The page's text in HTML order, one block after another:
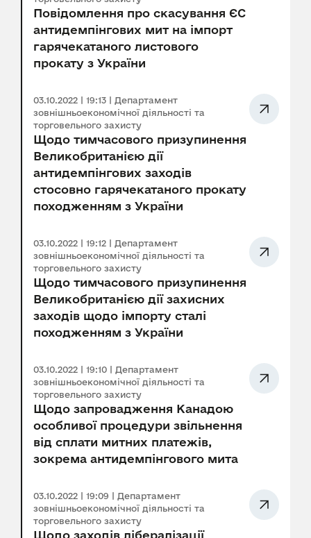
Повідомлення про скасування ЄС
антидемпінгових мит на імпорт
гарячекатаного листового
прокату з України
03.10.2022 | 19:13 | Департамент
зовнішньоекономічної діяльності та
торговельного захисту
Щодо тимчасового призупинення
Великобританією дії
антидемпінгових заходів
стосовно гарячекатаного прокату
походженням з України
03.10.2022 | 19:12 | Департамент
зовнішньоекономічної діяльності та
торговельного захисту
Щодо тимчасового призупинення
Великобританією дії захисних
заходів щодо імпорту сталі
походженням з України
03.10.2022 | 19:10 | Департамент
зовнішньоекономічної діяльності та
торговельного захисту
Щодо запровадження Канадою
особливої процедури звільнення
від сплати митних платежів,
зокрема антидемпінгового мита
03.10.2022 | 19:09 | Департамент
зовнішньоекономічної діяльності та
торговельного захисту
Щодо заходів лібералізації